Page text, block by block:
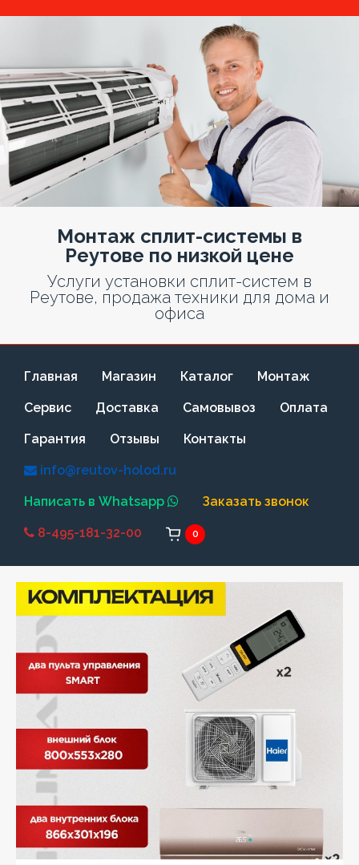
Монтаж сплит-системы в
Реутове по низкой цене
Услуги установки сплит-систем в
Реутове, продажа техники для дома и
офиса
Главная Магазин Каталог Монтаж
Сервис Доставка Самовывоз Оплата
Гарантия Отзывы Контакты
info@reutov-holod.ru
Написать в Whatsapp Заказать звонок
8-495-181-32-00 0